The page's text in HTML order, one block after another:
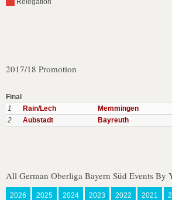
Relegation
2017/18 Promotion
Final
1
Rain/Lech Memmingen
2
Aubstadt Bayreuth
All German Oberliga Bayern Süd Events By
2026 2025 2024 2023 2022 2021